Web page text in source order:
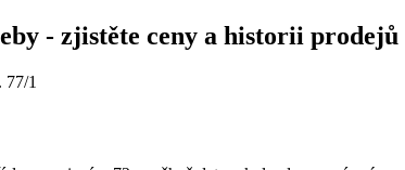
- zjistěte ceny a historii prodejů
77/1